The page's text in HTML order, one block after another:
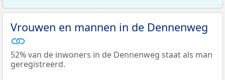
Vrouwen en mannen in de Dennenweg
52% van de inwoners in de Dennenweg staat als man
geregistreerd.